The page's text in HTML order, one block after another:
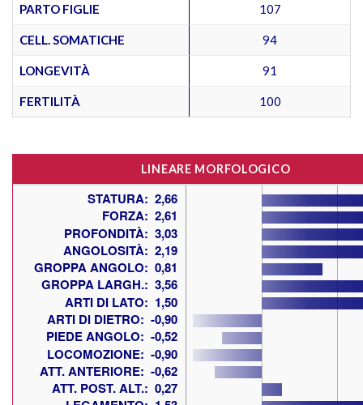
PARTO FIGLIE 107
CELL. SOMATICHE 94
LONGEVITÀ 91
FERTILITÀ 100
LINEARE MORFOLOGICO